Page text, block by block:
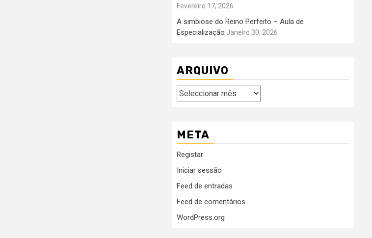
Fevereiro 17, 2026
A simbiose do Reino Perfeito – Aula de
Especialização Janeiro 30, 2026
ARQUIVO
Arquivo
META
Registar
Iniciar sessão
Feed de entradas
Feed de comentários
WordPress.org